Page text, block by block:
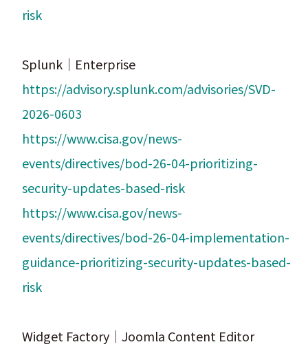
risk
Splunk｜Enterprise
https://advisory.splunk.com/advisories/SVD-
2026-0603
https://www.cisa.gov/news-
events/directives/bod-26-04-prioritizing-
security-updates-based-risk
https://www.cisa.gov/news-
events/directives/bod-26-04-implementation-
guidance-prioritizing-security-updates-based-
risk
Widget Factory｜Joomla Content Editor